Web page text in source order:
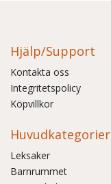
Hjälp/Support
Kontakta oss
Integritetspolicy
Köpvillkor
Huvudkategorier
Leksaker
Barnrummet